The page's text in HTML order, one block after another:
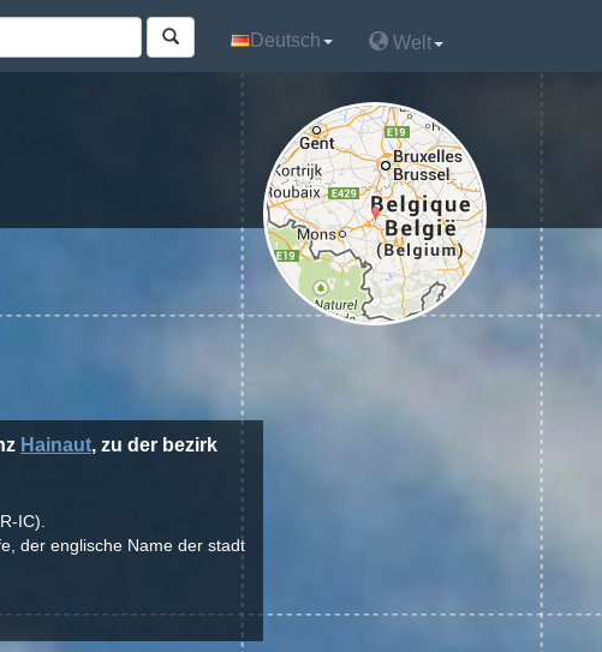
Deutsch Welt
Hainaut, zu der bezirk
IC).
der englische Name der stadt
Deutsch Welt